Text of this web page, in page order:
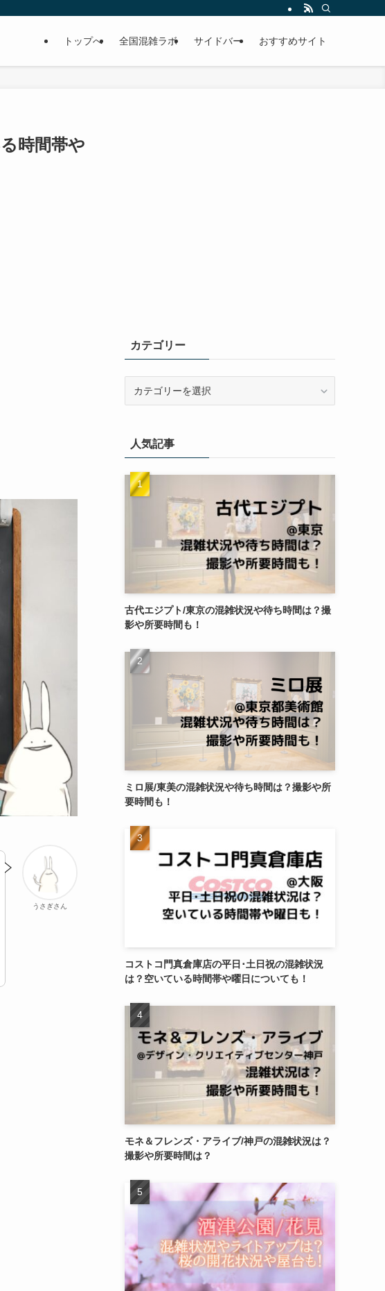
ます。ぜひ、参考にして下さい。
トップへ 全国混雑ラボ サイドバー おすすめサイト
時間帯や
うさぎさん
カテゴリー
ー人気記事
古代エジプト/東京の混雑状況や待ち時間は？撮
影や所要時間も！
ミロ展/東美の混雑状況や待ち時間は？撮影や所
要時間も！
コストコ門真倉庫店の平日･土日祝の混雑状況
は？空いている時間帯や曜日についても！
モネ＆フレンズ・アライブ/神戸の混雑状況は？
撮影や所要時間は？